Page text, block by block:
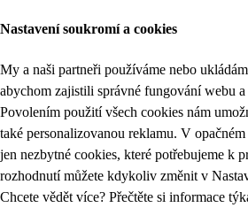
Nastavení soukromí a cookies
My a naši partneři používáme nebo
abychom zajistili správné fungování webu
Povolením použití všech cookies nám
také personalizovanou reklamu. V
jen nezbytné cookies, které potřebujeme k
rozhodnutí můžete kdykoliv změnit v
Chcete vědět více? Přečtěte si informace